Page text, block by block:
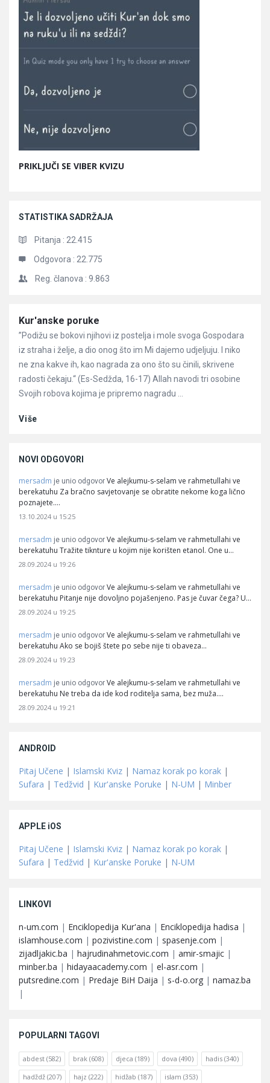
PRIKLJUČI SE VIBER KVIZU
STATISTIKA SADRŽAJA
Pitanja : 22.415
Odgovora : 22.775
Reg. članova : 9.863
Članci
Kur'anske poruke
”Podižu se bokovi njihovi iz postelja i mole svoga Gospodara
iz straha i želje, a dio onog što im Mi dajemo udjeljuju. I niko
ne zna kakve ih, kao nagrada za ono što su činili, skrivene
radosti čekaju.“ (Es-Sedžda, 16-17) Allah navodi tri osobine
Svojih robova kojima je pripremo nagradu ...
Više
NOVI ODGOVORI
mersadm je unio odgovor Ve alejkumu-s-selam ve rahmetullahi ve
berekatuhu Za bračno savjetovanje se obratite nekome koga lično
poznajete.…
13.10.2024 u 15:25
mersadm je unio odgovor Ve alejkumu-s-selam ve rahmetullahi ve
berekatuhu Tražite tiknture u kojim nije korišten etanol. One u…
28.09.2024 u 19:26
mersadm je unio odgovor Ve alejkumu-s-selam ve rahmetullahi ve
berekatuhu Pitanje nije dovoljno pojašenjeno. Pas je čuvar čega? U…
28.09.2024 u 19:25
mersadm je unio odgovor Ve alejkumu-s-selam ve rahmetullahi ve
berekatuhu Ako se bojiš štete po sebe nije ti obaveza…
28.09.2024 u 19:23
mersadm je unio odgovor Ve alejkumu-s-selam ve rahmetullahi ve
berekatuhu Ne treba da ide kod roditelja sama, bez muža.…
28.09.2024 u 19:21
ANDROID
Pitaj Učene | Islamski Kviz | Namaz korak po korak |
Sufara | Tedžvid | Kur'anske Poruke | N-UM | Minber
APPLE iOS
Pitaj Učene | Islamski Kviz | Namaz korak po korak |
Sufara | Tedžvid | Kur'anske Poruke | N-UM
LINKOVI
n-um.com | Enciklopedija Kur'ana | Enciklopedija hadisa |
islamhouse.com | pozivistine.com | spasenje.com |
zijadljakic.ba | hajrudinahmetovic.com | amir-smajic |
minber.ba | hidayaacademy.com | el-asr.com |
putsredine.com | Predaje BiH Daija | s-d-o.org | namaz.ba
|
POPULARNI TAGOVI
abdest (582) brak (608) djeca (189) dova (490) hadis (340)
hadždž (207) hajz (222) hidžab (187) islam (353)